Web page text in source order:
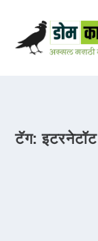
टॅग:इटरनेटॉट